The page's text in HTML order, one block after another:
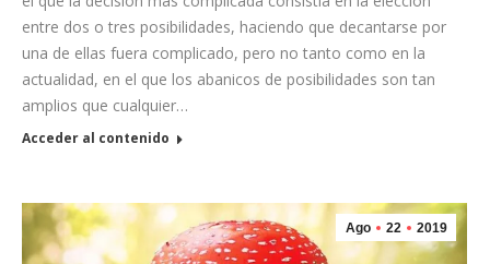
entre dos o tres posibilidades, haciendo que decantarse por
una de ellas fuera complicado, pero no tanto como en la
actualidad, en el que los abanicos de posibilidades son tan
amplios que cualquier…
Acceder al contenido
Ago 22 2019